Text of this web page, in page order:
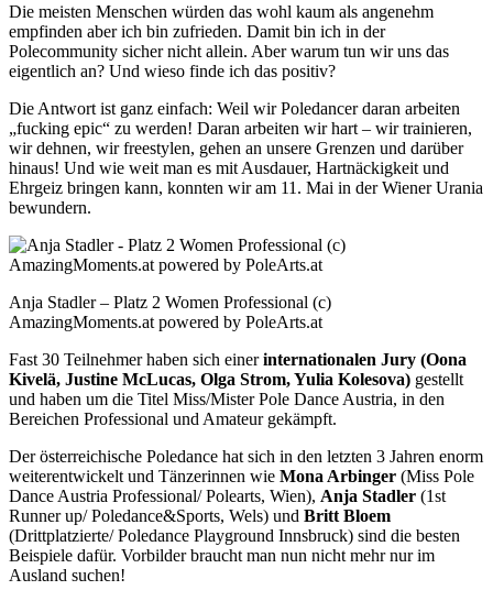
Die meisten Menschen würden das wohl kaum als angenehm
empfinden aber ich bin zufrieden. Damit bin ich in der
Polecommunity sicher nicht allein. Aber warum tun wir uns das
eigentlich an? Und wieso finde ich das positiv?
Die Antwort ist ganz einfach: Weil wir Poledancer daran arbeiten
„fucking epic“ zu werden! Daran arbeiten wir hart – wir trainieren,
wir dehnen, wir freestylen, gehen an unsere Grenzen und darüber
hinaus! Und wie weit man es mit Ausdauer, Hartnäckigkeit und
Ehrgeiz bringen kann, konnten wir am 11. Mai in der Wiener Urania
bewundern.
Anja Stadler – Platz 2 Women Professional (c)
AmazingMoments.at powered by PoleArts.at
Fast 30 Teilnehmer haben sich einerinternationalen Jury (Oona
Kivelä, Justine McLucas, Olga Strom, Yulia Kolesova) gestellt
und haben um die Titel Miss/Mister Pole Dance Austria, in den
Bereichen Professional und Amateur gekämpft.
Der österreichische Poledance hat sich in den letzten 3 Jahren enorm
weiterentwickelt und Tänzerinnen wie Mona Arbinger (Miss Pole
Dance Austria Professional/ Polearts, Wien), Anja Stadler (1st
Runner up/ Poledance&Sports, Wels) und Britt Bloem
(Drittplatzierte/ Poledance Playground Innsbruck) sind die besten
Beispiele dafür. Vorbilder braucht man nun nicht mehr nur im
Ausland suchen!